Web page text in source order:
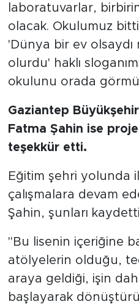
laboratuvarlar,
olacak. Okulumuz
'Dünya bir ev olsaydı
olurdu' haklı
okulunu orada
Gaziantep
Fatma Şahin ise
teşekkür etti.
Eğitim şehri yolunda
çalışmalara devam
Şahin, şunları
"Bu lisenin içeriğine
atölyelerin olduğu,
araya geldiği, işin
başlayarak